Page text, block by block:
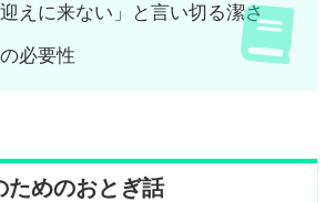
迎えに来ない」と言い切る潔さ
必要性
ためのおとぎ話